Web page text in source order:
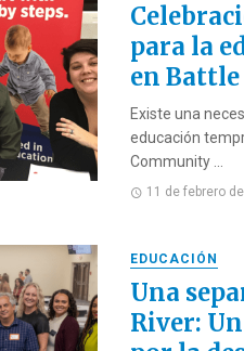
para la
en Battle
Existe una
educación
Community ...
11 de febrero
EDUCACIÓN
Una
River: